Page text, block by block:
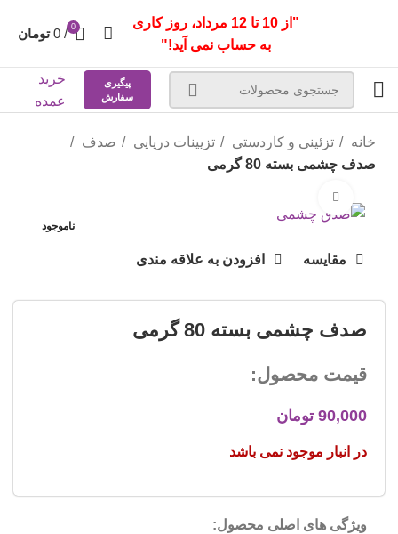
"از 10 تا 12 مرداد، روز کاری
به حساب نمی آید!"
0
/
0 تومان
پیگیری
سفارش
خرید
عمده
خانه تزئینی و کاردستی تزیینات دریایی
صدف
صدف چشمی بسته 80 گرمی
ناموجود
مقایسه افزودن به علاقه مندی
صدف چشمی بسته 80 گرمی
قیمت محصول:
90,000 تومان
در انبار موجود نمی باشد
ویژگی های اصلی محصول: